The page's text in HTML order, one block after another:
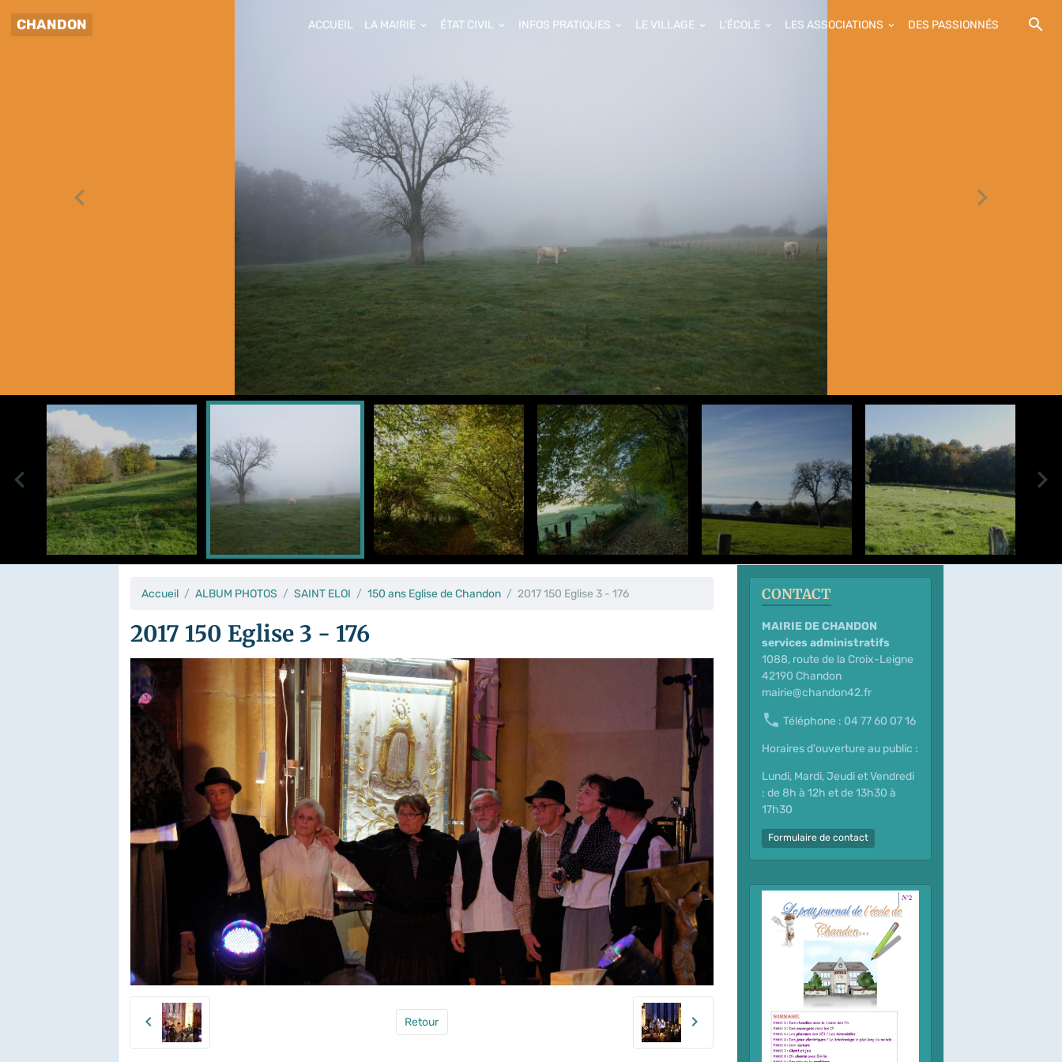
CHANDON ACCUEIL LA MAIRIE ÉTAT CIVIL INFOS PRATIQUES LE VILLAGE L’ÉCOLE LES ASSOCIATIONS DES PASSIONNÉS
Accueil ALBUM PHOTOS SAINT ELOI 150 ans Eglise de Chandon 2017 150 Eglise 3 - 176
2017 150 Eglise 3 - 176
Retour
CONTACT
MAIRIE DE CHANDON
services administratifs
1088, route de la Croix-Leigne
42190 Chandon
mairie@chandon42.fr
Téléphone : 04 77 60 07 16
Horaires d'ouverture au public :
Lundi, Mardi, Jeudi et Vendredi
: de 8h à 12h et de 13h30 à
17h30
Formulaire de contact